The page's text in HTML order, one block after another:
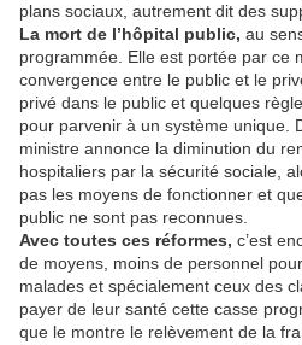
plans sociaux, autrement dit des
La mort de l’hôpital public, au
programmée. Elle est portée par ce
convergence entre le public et le
privé dans le public et quelques
pour parvenir à un système unique.
ministre annonce la diminution du
hospitaliers par la sécurité sociale,
pas les moyens de fonctionner et
public ne sont pas reconnues.
Avec toutes ces réformes, c’est
de moyens, moins de personnel
malades et spécialement ceux des
payer de leur santé cette casse
que le montre le relèvement de la